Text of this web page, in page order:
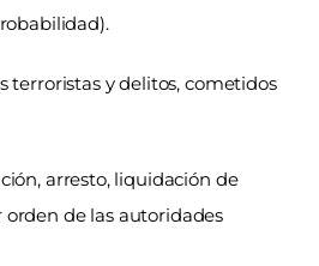
terroristas y delitos, cometidos
arresto, liquidación de
orden de las autoridades